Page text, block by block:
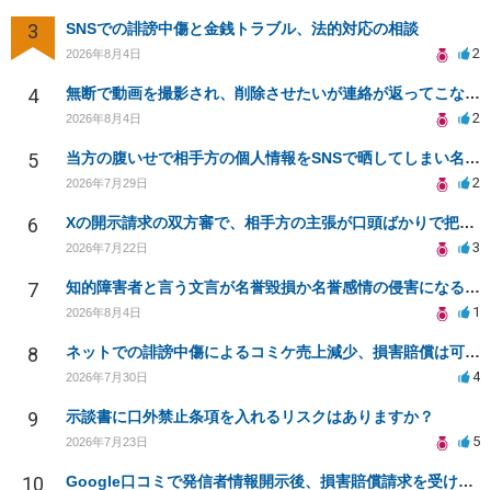
3 SNSでの誹謗中傷と金銭トラブル、法的対応の相談
2026年8月4日 2
4 無断で動画を撮影され、削除させたいが連絡が返ってこない。
2026年8月4日 2
5 当方の腹いせで相手方の個人情報をSNSで晒してしまい名誉毀損させてしまったかもしれない
2026年7月29日 2
6 Xの開示請求の双方審で、相手方の主張が口頭ばかりで把握しきれません
2026年7月22日 3
7 知的障害者と言う文言が名誉毀損か名誉感情の侵害になるか教えてほしい。
2026年8月4日 1
8 ネットでの誹謗中傷によるコミケ売上減少、損害賠償は可能か？
2026年7月30日 4
9 示談書に口外禁止条項を入れるリスクはありますか？
2026年7月23日 5
10 Google口コミで発信者情報開示後、損害賠償請求を受けています。示談について相談です。